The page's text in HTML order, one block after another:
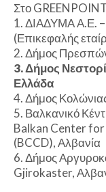
Στο
1. ΔΙΑΔΥΜΑ Α.Ε.
(Επικεφαλής
2. Δήμος
3. Δήμος
Ελλάδα
4. Δήμος
5. Βαλκανικό
Balkan Center
(BCCD), Αλβανία
6. Δήμος
Gjirokaster,